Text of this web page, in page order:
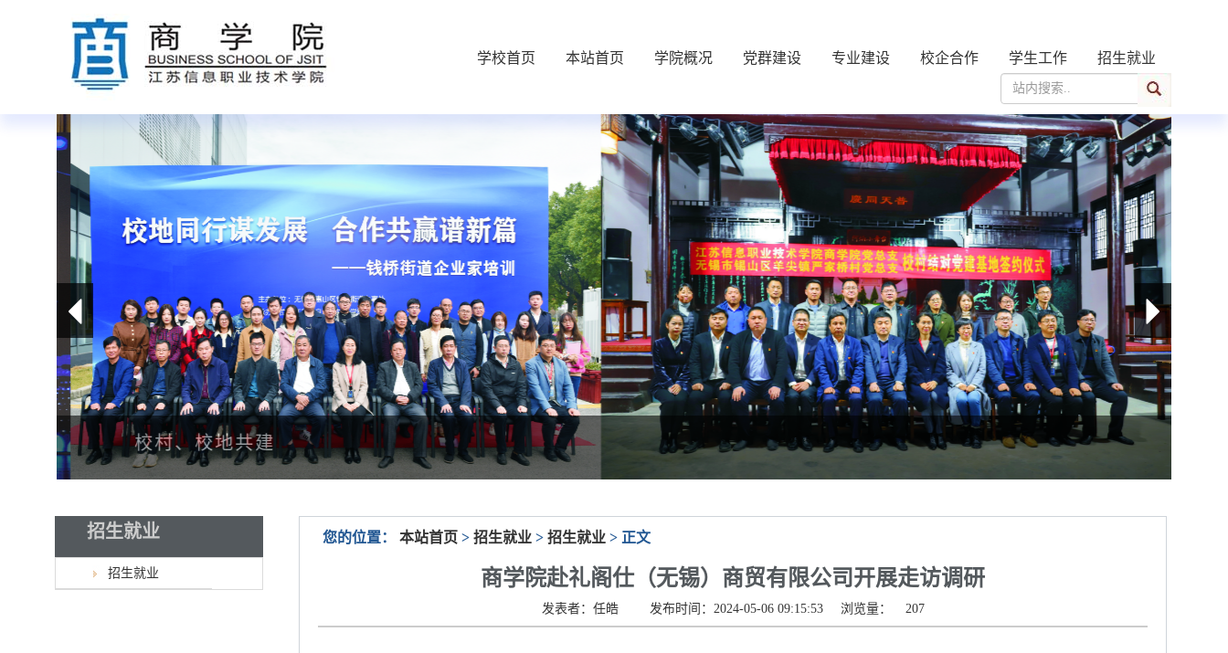
学校首页 本站首页 学院概况 党群建设 专业建设 校企合作 学生工作 招生就业
校村、校地共建
招生就业
招生就业
您的位置： 本站首页 > 招生就业 > 招生就业 > 正文
商学院赴礼阁仕（无锡）商贸有限公司开展走访调研
发表者：任皓 发布时间：2024-05-06 09:15:53 浏览量： 207